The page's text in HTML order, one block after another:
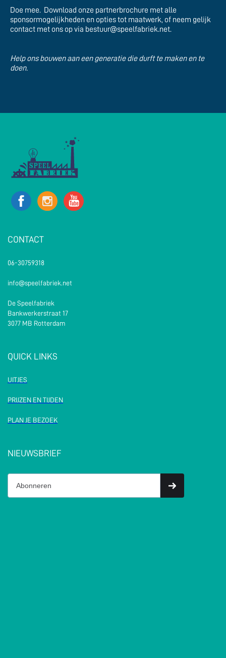
Doe mee. Download onze partnerbrochure met alle
sponsormogelijkheden en opties tot maatwerk, of neem gelijk
contact met ons op via bestuur@speelfabriek.net.
Help ons bouwen aan een generatie die durft te maken en te
doen.
CONTACT
06-30759318
info@speelfabriek.net
De Speelfabriek
Bankwerkerstraat 17
3077 MB Rotterdam
QUICK LINKS
UITJES
PRIJZEN EN TIJDEN
PLAN JE BEZOEK
NIEUWSBRIEF